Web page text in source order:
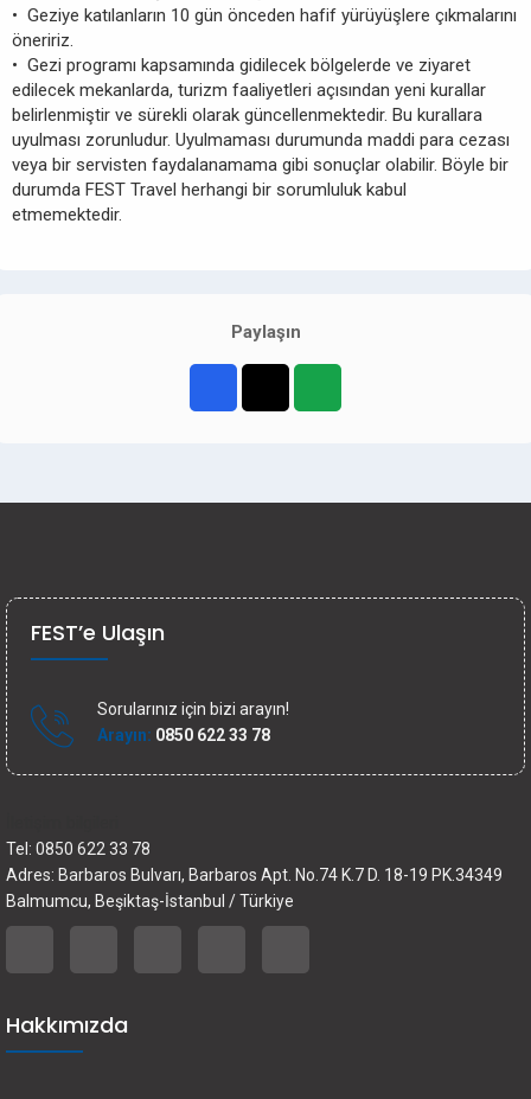
• Geziye katılanların 10 gün önceden hafif yürüyüşlere çıkmalarını
öneririz.
• Gezi programı kapsamında gidilecek bölgelerde ve ziyaret
edilecek mekanlarda, turizm faaliyetleri açısından yeni kurallar
belirlenmiştir ve sürekli olarak güncellenmektedir. Bu kurallara
uyulması zorunludur. Uyulmaması durumunda maddi para cezası
veya bir servisten faydalanamama gibi sonuçlar olabilir. Böyle bir
durumda FEST Travel herhangi bir sorumluluk kabul
etmemektedir.
Paylaşın
FEST’e Ulaşın
Sorularınız için bizi arayın!
Arayın: 0850 622 33 78
Tel: 0850 622 33 78
Adres: Barbaros Bulvarı, Barbaros Apt. No.74 K.7 D. 18-19 PK.34349
Balmumcu, Beşiktaş-İstanbul / Türkiye
Hakkımızda